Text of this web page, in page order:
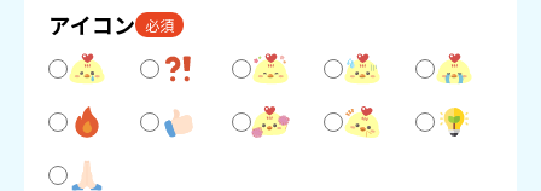
アイコン 必須